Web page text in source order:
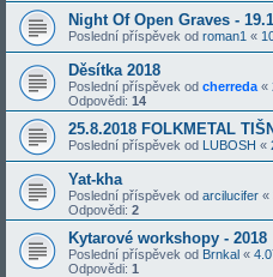
Night Of Open Graves -
Poslední příspěvek od roman1 «
Děsítka 2018
Poslední příspěvek od cherreda «
Odpovědi: 14
25.8.2018 FOLKMETAL
Poslední příspěvek od LUBOSH «
Yat-kha
Poslední příspěvek od arcilucifer «
Odpovědi: 2
Kytarové workshopy - 2018
Poslední příspěvek od Brnkal «
Odpovědi: 1